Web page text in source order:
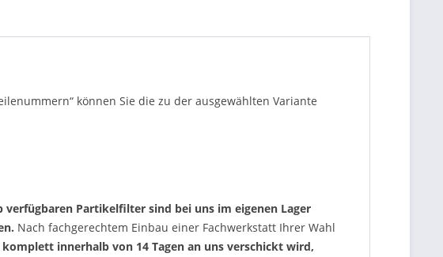
können Sie die zu der ausgewählten Variante
Partikelfilter sind bei uns im eigenen Lager
Nach fachgerechtem Einbau einer Fachwerkstatt Ihrer Wahl
innerhalb von 14 Tagen an uns verschickt wird,